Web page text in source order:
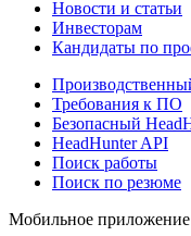
Новости и статьи
Инвесторам
Кандидаты по
Требования к ПО
Безопасный
HeadHunter API
Поиск работы
Поиск по резюме
Мобильное приложение